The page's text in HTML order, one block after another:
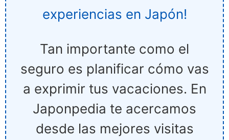
experiencias en Japón!
Tan importante como el
seguro es planificar cómo vas
a exprimir tus vacaciones. En
Japonpedia te acercamos
desde las mejores visitas